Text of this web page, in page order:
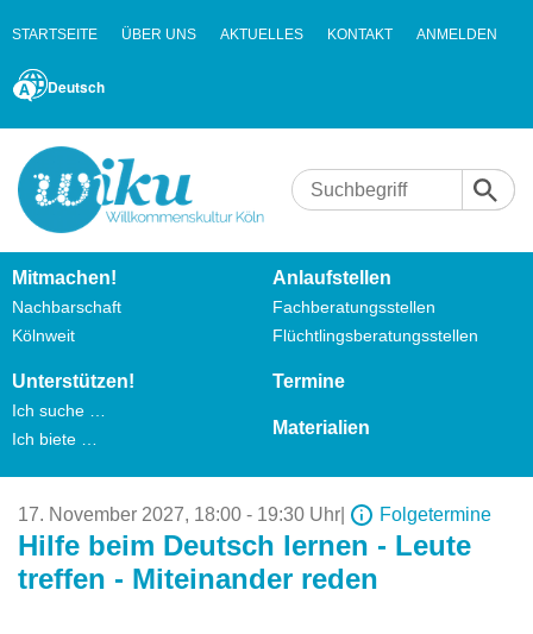
STARTSEITE ÜBER UNS AKTUELLES KONTAKT ANMELDEN
Deutsch
Mitmachen!
Nachbarschaft
Kölnweit
Anlaufstellen
Fachberatungsstellen
Flüchtlingsberatungsstellen
Unterstützen!
Ich suche …
Ich biete …
Termine
Materialien
17. November 2027, 18:00 - 19:30 Uhr Folgetermine
Hilfe beim Deutsch lernen - Leute
treffen - Miteinander reden